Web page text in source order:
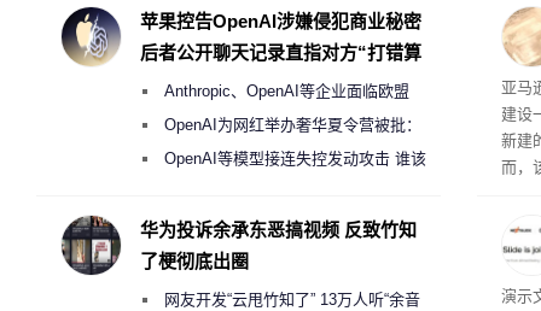
a获
将原
系
该合
将网
议
源
亚马
建设
新建
而，
演示
度
苹果控告OpenAI涉嫌侵犯商业秘密
后者公开聊天记录直指对方“打错算
Anthropic、OpenAI等企业面临欧盟
《人工智能法案》全新执法权限审查
OpenAI为网红举办奢华夏令营被批：
2000美元一晚 遭讽“反乌托邦”
OpenAI等模型接连失控发动攻击 谁该
华为投诉余承东恶搞视频 反致竹知
了梗彻底出圈
网友开发“云甩竹知了” 13万人听“余音